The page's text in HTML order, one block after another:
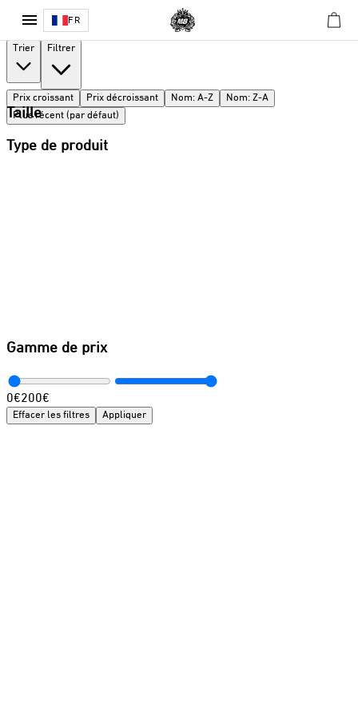
FR
Produits
Trier Filtrer
Prix croissant Prix décroissant Nom: A-Z
Nom: Z-A
Plus récent (par défaut)
Taille
Type de produit
Gamme de prix
0€200€
Effacer les filtres Appliquer